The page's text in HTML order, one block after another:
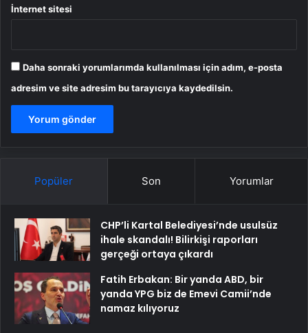
İnternet sitesi
Daha sonraki yorumlarımda kullanılması için adım, e-posta
adresim ve site adresim bu tarayıcıya kaydedilsin.
Popüler Son Yorumlar
CHP’li Kartal Belediyesi’nde usulsüz
ihale skandalı! Bilirkişi raporları
gerçeği ortaya çıkardı
Fatih Erbakan: Bir yanda ABD, bir
yanda YPG biz de Emevi Camii’nde
namaz kılıyoruz